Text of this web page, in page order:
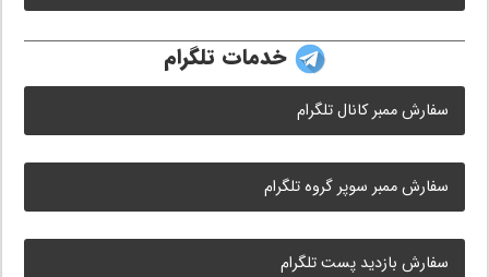
خدمات تلگرام
سفارش ممبر کانال تلگرام
سفارش ممبر سوپر گروه تلگرام
سفارش بازدید پست تلگرام